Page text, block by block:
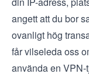
angett att du bor
ovanligt hög
får vilseleda oss
använda en